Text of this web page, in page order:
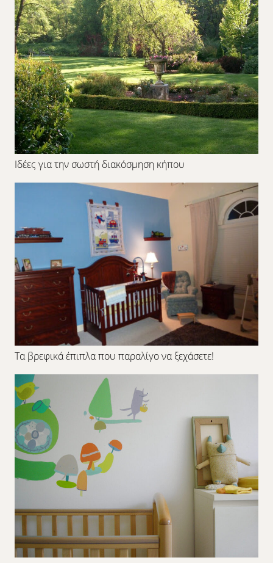
Ιδέες για την σωστή διακόσμηση κήπου
Τα βρεφικά έπιπλα που παραλίγο να ξεχάσετε!